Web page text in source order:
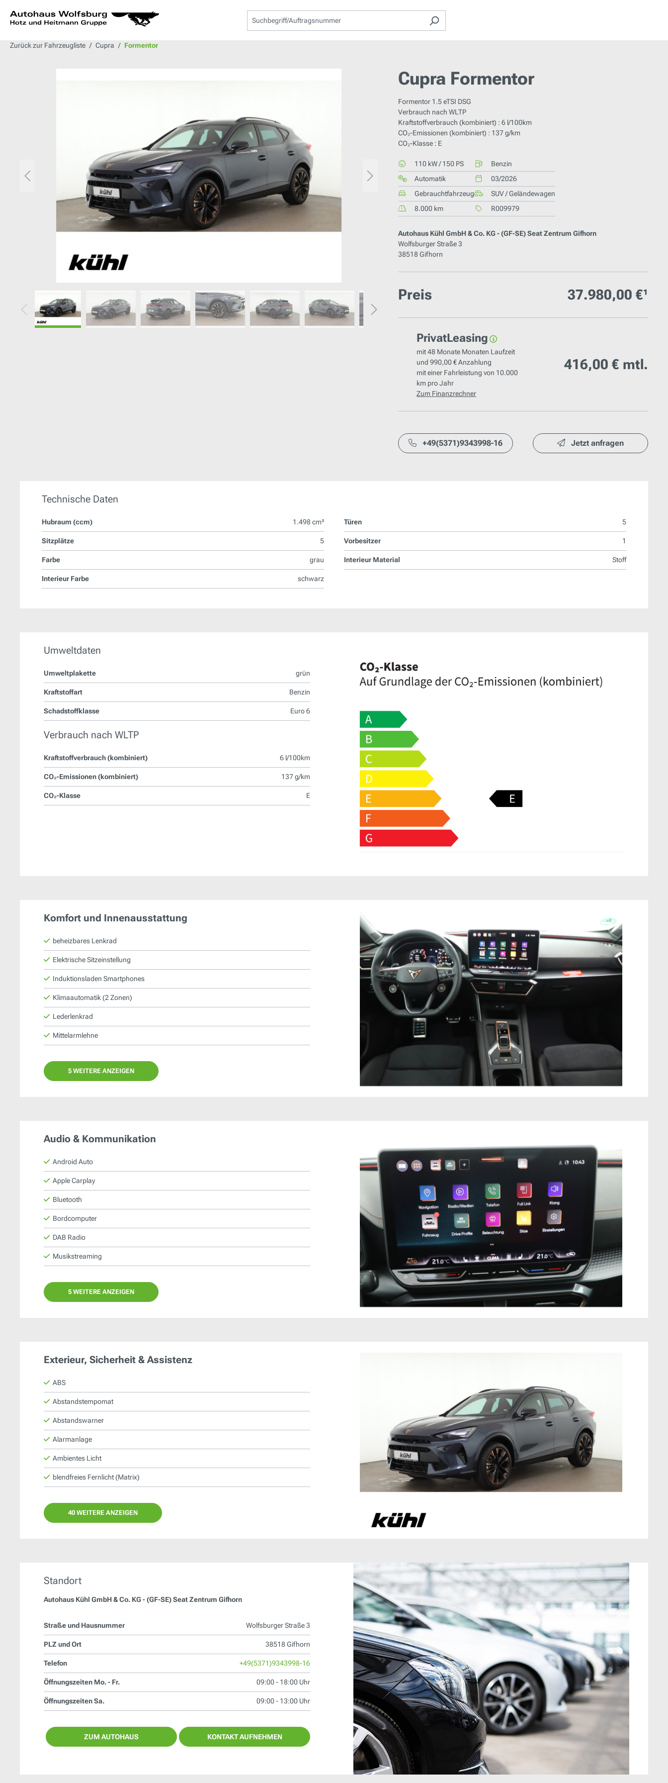
Zur Hauptnavigation springen
Zurück zur Fahrzeugliste Cupra Formentor
Cupra Formentor
Formentor 1.5 eTSI DSG
Verbrauch nach WLTP
Kraftstoffverbrauch (kombiniert) : 6 l/100km
CO₂-Emissionen (kombiniert) : 137 g/km
CO₂-Klasse : E
110 kW / 150 PS
Automatik
Gebrauchtfahrzeug
8.000 km
Benzin
03/2026
SUV / Geländewagen
R009979
Autohaus Kühl GmbH & Co. KG - (GF-SE) Seat Zentrum Gifhorn
Wolfsburger Straße 3
38518 Gifhorn
Preis 37.980,00 €¹
PrivatLeasing
mit48 Monate Monaten Laufzeit
und990,00 €Anzahlung
mit einer Fahrleistung von 10.000
km pro Jahr
Zum Finanzrechner
416,00 € mtl.
+49(5371)9343998-16 Jetzt anfragen
Technische Daten
Hubraum (ccm) 1.498 cm³ Türen 5
Sitzplätze 5 Vorbesitzer 1
Farbe grau Interieur Material Stoff
Interieur Farbe schwarz
Umweltdaten
Umweltplakette grün
Kraftstoffart Benzin
Schadstoffklasse Euro 6
Verbrauch nach WLTP
Kraftstoffverbrauch (kombiniert) 6 l/100km
CO₂-Emissionen (kombiniert) 137 g/km
CO₂-Klasse E
Komfort und Innenausstattung
beheizbares Lenkrad
Elektrische Sitzeinstellung
Induktionsladen Smartphones
Klimaautomatik (2 Zonen)
Lederlenkrad
Mittelarmlehne
5 WEITERE ANZEIGEN
Audio & Kommunikation
Android Auto
Apple Carplay
Bluetooth
Bordcomputer
DAB Radio
Musikstreaming
5 WEITERE ANZEIGEN
Exterieur, Sicherheit & Assistenz
ABS
Abstandstempomat
Abstandswarner
Alarmanlage
Ambientes Licht
blendfreies Fernlicht (Matrix)
40 WEITERE ANZEIGEN
Standort
Autohaus Kühl GmbH & Co. KG - (GF-SE) Seat Zentrum Gifhorn
Straße und Hausnummer Wolfsburger Straße 3
PLZ und Ort 38518 Gifhorn
Telefon +49(5371)9343998-16
Öffnungszeiten Mo. - Fr. 09:00 - 18:00 Uhr
Öffnungszeiten Sa. 09:00 - 13:00 Uhr
ZUM AUTOHAUS KONTAKT AUFNEHMEN